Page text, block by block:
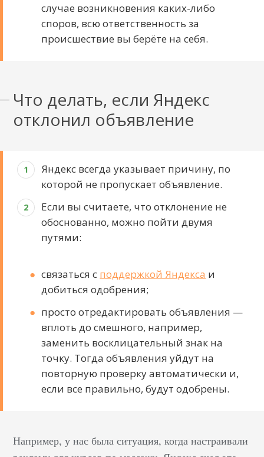
случае возникновения каких-либо
споров, всю ответственность за
происшествие вы берёте на себя.
Что делать, если Яндекс
отклонил объявление
Яндекс всегда указывает причину, по
которой не пропускает объявление.
Если вы считаете, что отклонение не
обоснованно, можно пойти двумя
путями:
связаться с поддержкой Яндекса и
добиться одобрения;
просто отредактировать объявления —
вплоть до смешного, например,
заменить восклицательный знак на
точку. Тогда объявления уйдут на
повторную проверку автоматически и,
если все правильно, будут одобрены.
Например, у нас была ситуация, когда настраивали